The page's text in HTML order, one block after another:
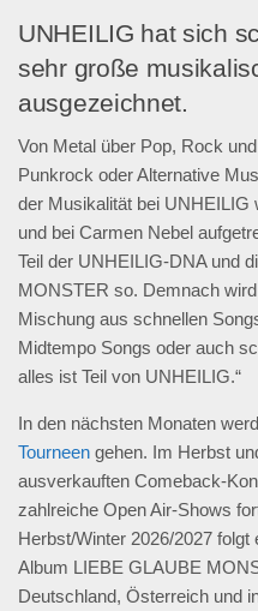
UNHEILIG hat sich
sehr große
ausgezeichnet.
Von Metal über Pop, Rock
Punkrock oder Alternative
der Musikalität bei UNHEILIG
und bei Carmen Nebel
Teil der UNHEILIG-DNA und
MONSTER so. Demnach
Mischung aus schnellen
Midtempo Songs oder auch
alles ist Teil von UNHEILIG.“
In den nächsten Monaten
Tourneen gehen. Im Herbst
ausverkauften Comeback-
zahlreiche Open Air-Shows
Herbst/Winter 2026/2027
Album LIEBE GLAUBE
Deutschland, Österreich und